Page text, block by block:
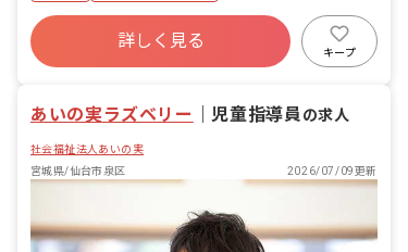
詳しく見る
キープ
あいの実ラズベリー 児童指導員 の求人
社会福祉法人あいの実
宮城県/仙台市泉区
2026/07/09更新